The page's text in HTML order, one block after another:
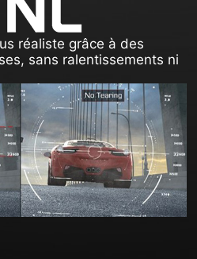
réaliste grâce à des
sans ralentissements ni